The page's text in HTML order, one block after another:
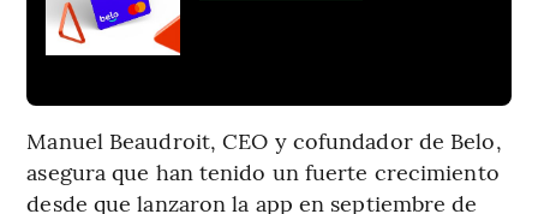
Manuel Beaudroit, CEO y cofundador de Belo,
asegura que han tenido un fuerte crecimiento
desde que lanzaron la app en septiembre de